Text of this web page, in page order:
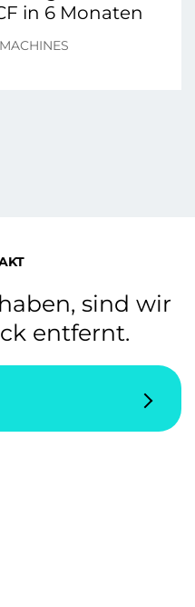
in 6 Monaten
sind wir
entfernt.